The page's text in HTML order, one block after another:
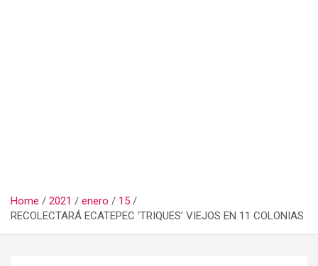
Home 2021 enero
15
RECOLECTARÁ ECATEPEC ‘TRIQUES’ VIEJOS EN 11 COLONIAS